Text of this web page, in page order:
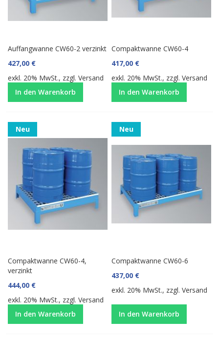
Auffangwanne CW60-2 verzinkt
427,00 €
exkl. 20% MwSt., zzgl.Versand
In den Warenkorb
Compaktwanne CW60-4
417,00 €
exkl. 20% MwSt., zzgl.Versand
In den Warenkorb
Neu
Compaktwanne CW60-4,
verzinkt
444,00 €
exkl. 20% MwSt., zzgl.Versand
In den Warenkorb
Neu
Compaktwanne CW60-6
437,00 €
exkl. 20% MwSt., zzgl.Versand
In den Warenkorb